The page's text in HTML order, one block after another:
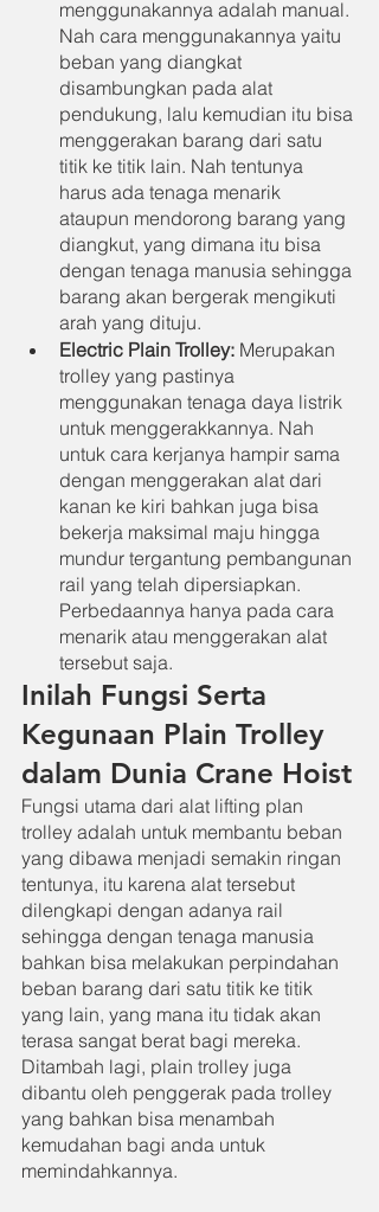
menggunakannya adalah manual.
Nah cara menggunakannya yaitu
beban yang diangkat
disambungkan pada alat
pendukung, lalu kemudian itu bisa
menggerakan barang dari satu
titik ke titik lain. Nah tentunya
harus ada tenaga menarik
ataupun mendorong barang yang
diangkut, yang dimana itu bisa
dengan tenaga manusia sehingga
barang akan bergerak mengikuti
arah yang dituju.
Electric Plain Trolley: Merupakan
trolley yang pastinya
menggunakan tenaga daya listrik
untuk menggerakkannya. Nah
untuk cara kerjanya hampir sama
dengan menggerakan alat dari
kanan ke kiri bahkan juga bisa
bekerja maksimal maju hingga
mundur tergantung pembangunan
rail yang telah dipersiapkan.
Perbedaannya hanya pada cara
menarik atau menggerakan alat
tersebut saja.
Inilah Fungsi Serta
Kegunaan Plain Trolley
dalam Dunia Crane Hoist
Fungsi utama dari alat lifting plan
trolley adalah untuk membantu beban
yang dibawa menjadi semakin ringan
tentunya, itu karena alat tersebut
dilengkapi dengan adanya rail
sehingga dengan tenaga manusia
bahkan bisa melakukan perpindahan
beban barang dari satu titik ke titik
yang lain, yang mana itu tidak akan
terasa sangat berat bagi mereka.
Ditambah lagi, plain trolley juga
dibantu oleh penggerak pada trolley
yang bahkan bisa menambah
kemudahan bagi anda untuk
memindahkannya.